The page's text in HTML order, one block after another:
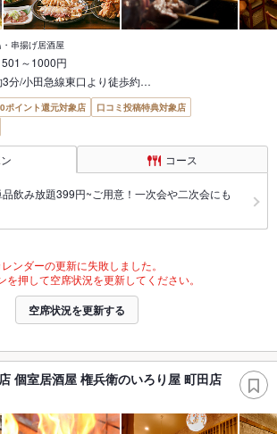
串揚げ居酒屋
501～1000円
分/小田急線東口より徒歩約…
ポイント還元対象店
口コミ投稿特典対象店
コース
品飲み放題399円~ご用意！一次会や二次会にも
ンダーの更新に失敗しました。
を押して空席状況を更新してください。
空席状況を更新する
個室居酒屋 権兵衛のいろり屋 町田店